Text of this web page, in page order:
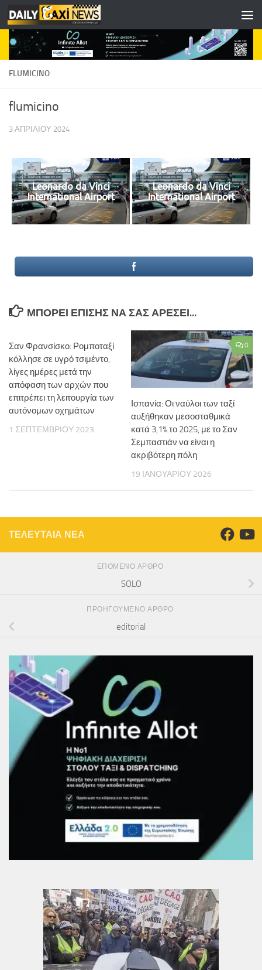
Skip to content
FLUMICINO
flumicino
3 ΑΠΡΙΛΊΟΥ 2024
Leonardo da Vinci
International Airport
Leonardo da Vinci
International Airport
ΜΠΟΡΕΊ ΕΠΊΣΗΣ ΝΑ ΣΑΣ ΑΡΈΣΕΙ...
Σαν Φρανσίσκο: Ρομποταξί
κόλλησε σε υγρό τσιμέντο,
λίγες ημέρες μετά την
απόφαση των αρχών που
επιτρέπει τη λειτουργία των
αυτόνομων οχημάτων
1 ΣΕΠΤΕΜΒΡΊΟΥ 2023
0
Ισπανία: Οι ναύλοι των ταξί
αυξήθηκαν μεσοσταθμικά
κατά 3,1% το 2025, με το Σαν
Σεμπαστιάν να είναι η
ακριβότερη πόλη
19 ΙΑΝΟΥΑΡΊΟΥ 2026
ΤΕΛΕΥΤΑΙΑ ΝΕΑ
ΕΠΌΜΕΝΟ ΆΡΘΡΟ
SOLO
ΠΡΟΗΓΟΎΜΕΝΟ ΆΡΘΡΟ
editorial